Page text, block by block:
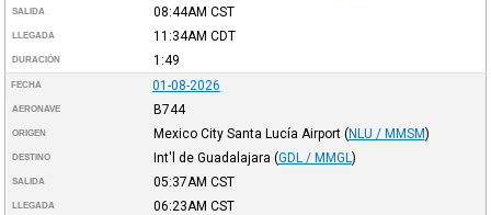
SALIDA 08:44AM CST
LLEGADA 11:34AM CDT
DURACIÓN 1:49
FECHA 01-08-2026
AERONAVE B744
ORIGEN Mexico City Santa Lucía Airport (NLU / MMSM)
DESTINO Int'l de Guadalajara (GDL / MMGL )
SALIDA 05:37AM CST
LLEGADA 06:23AM CST